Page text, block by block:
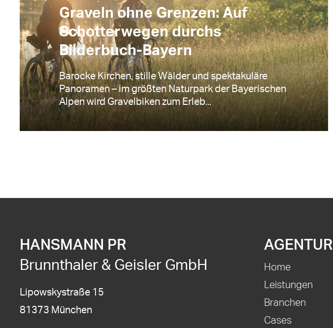
Graveln ohne Grenzen: Auf
Schotterwegen durchs
Bilderbuch-Bayern
Barocke Kirchen, stille Wälder und spektakuläre
Panoramen – im größten Naturpark der Bayerischen
Alpen wird Gravelbiken zum Erleb...
HANSMANN PR
Brunnthaler & Geisler GmbH
Lipowskystraße 15
81373 München
AGENTUR
Home
Leistungen
Branchen
Cases